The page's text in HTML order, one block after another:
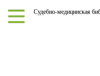
Судебно-медицинская